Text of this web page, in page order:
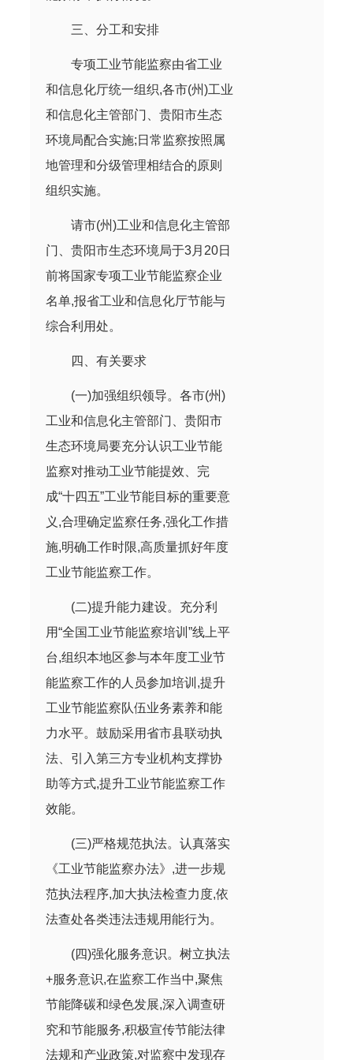
三、分工和安排
专项工业节能监察由省工业
和信息化厅统一组织,各市(州)工业
和信息化主管部门、贵阳市生态
环境局配合实施;日常监察按照属
地管理和分级管理相结合的原则
组织实施。
请市(州)工业和信息化主管部
门、贵阳市生态环境局于3月20日
前将国家专项工业节能监察企业
名单,报省工业和信息化厅节能与
综合利用处。
四、有关要求
(一)加强组织领导。各市(州)
工业和信息化主管部门、贵阳市
生态环境局要充分认识工业节能
监察对推动工业节能提效、完
成“十四五”工业节能目标的重要意
义,合理确定监察任务,强化工作措
施,明确工作时限,高质量抓好年度
工业节能监察工作。
(二)提升能力建设。充分利
用“全国工业节能监察培训”线上平
台,组织本地区参与本年度工业节
能监察工作的人员参加培训,提升
工业节能监察队伍业务素养和能
力水平。鼓励采用省市县联动执
法、引入第三方专业机构支撑协
助等方式,提升工业节能监察工作
效能。
(三)严格规范执法。认真落实
《工业节能监察办法》,进一步规
范执法程序,加大执法检查力度,依
法查处各类违法违规用能行为。
(四)强化服务意识。树立执法
+服务意识,在监察工作当中,聚焦
节能降碳和绿色发展,深入调查研
究和节能服务,积极宣传节能法律
法规和产业政策,对监察中发现存